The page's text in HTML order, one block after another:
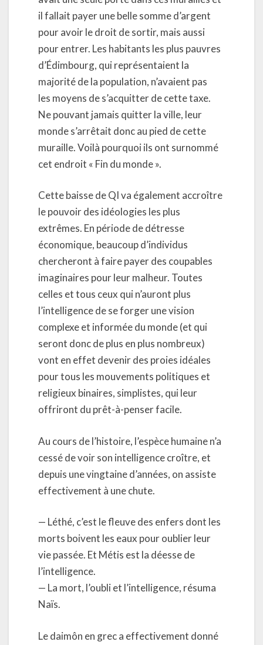
il fallait payer une belle somme d’argent
pour avoir le droit de sortir, mais aussi
pour entrer. Les habitants les plus pauvres
d’Édimbourg, qui représentaient la
majorité de la population, n’avaient pas
les moyens de s’acquitter de cette taxe.
Ne pouvant jamais quitter la ville, leur
monde s’arrêtait donc au pied de cette
muraille. Voilà pourquoi ils ont surnommé
cet endroit « Fin du monde ».
Cette baisse de QI va également accroître
le pouvoir des idéologies les plus
extrêmes. En période de détresse
économique, beaucoup d’individus
chercheront à faire payer des coupables
imaginaires pour leur malheur. Toutes
celles et tous ceux qui n’auront plus
l’intelligence de se forger une vision
complexe et informée du monde (et qui
seront donc de plus en plus nombreux)
vont en effet devenir des proies idéales
pour tous les mouvements politiques et
religieux binaires, simplistes, qui leur
offriront du prêt-à-penser facile.
Au cours de l’histoire, l’espèce humaine n’a
cessé de voir son intelligence croître, et
depuis une vingtaine d’années, on assiste
effectivement à une chute.
— Léthé, c’est le fleuve des enfers dont les
morts boivent les eaux pour oublier leur
vie passée. Et Métis est la déesse de
l’intelligence.
— La mort, l’oubli et l’intelligence, résuma
Naïs.
Le daimôn en grec a effectivement donné